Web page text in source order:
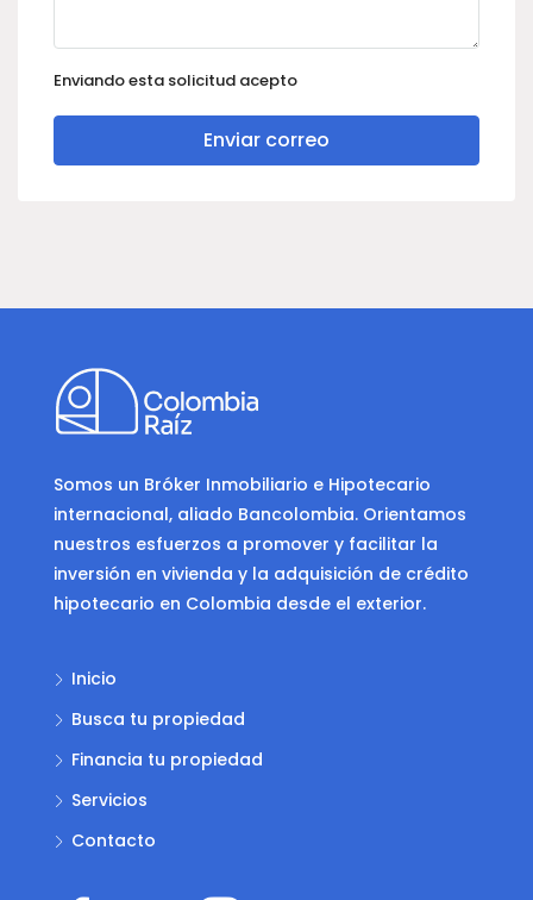
Enviando esta solicitud acepto
Enviar correo
Somos un Bróker Inmobiliario e Hipotecario
internacional, aliado Bancolombia. Orientamos
nuestros esfuerzos a promover y facilitar la
inversión en vivienda y la adquisición de crédito
hipotecario en Colombia desde el exterior.
Inicio
Busca tu propiedad
Financia tu propiedad
Servicios
Contacto